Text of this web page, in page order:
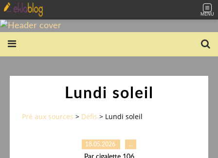
MENU
Lundi soleil
Pré aux sources > Défis > Lundi soleil
18.05.2026 …